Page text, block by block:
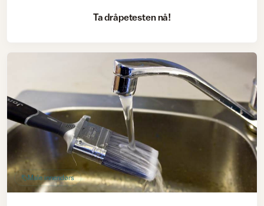
Ta dråpetesten nå!
Male innendørs